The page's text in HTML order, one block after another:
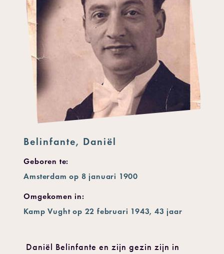
Belinfante, Daniël
Geboren te:
Amsterdam op 8 januari 1900
Omgekomen in:
Kamp Vught op 22 februari 1943, 43 jaar
Daniël Belinfante en zijn gezin zijn in